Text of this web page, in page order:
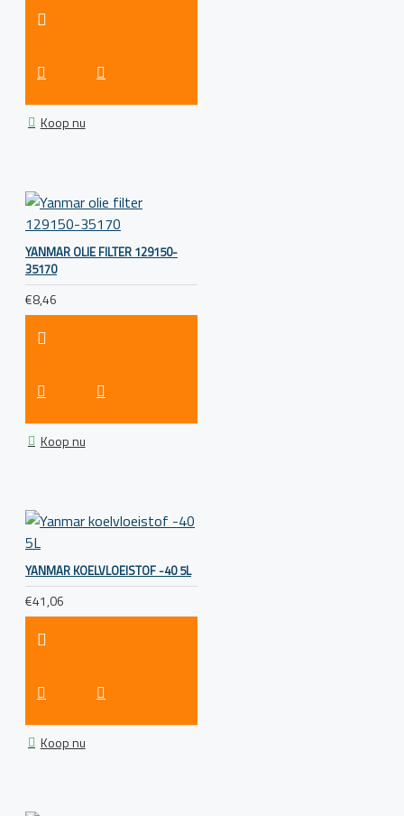
Koop nu
YANMAR OLIE FILTER 129150-
35170
€8,46
Koop nu
YANMAR KOELVLOEISTOF -40 5L
€41,06
Koop nu